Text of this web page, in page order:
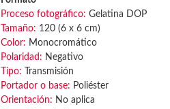
Proceso fotográfico: Gelatina DOP
Tamaño: 120 (6 x 6 cm)
Color: Monocromático
Polaridad: Negativo
Tipo: Transmisión
Portador o base: Poliéster
Orientación: No aplica